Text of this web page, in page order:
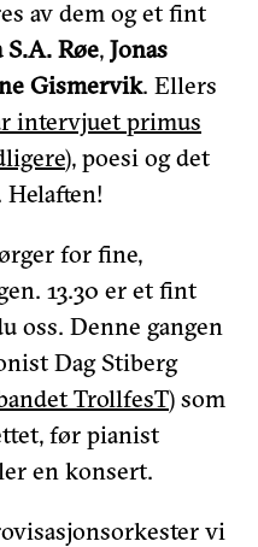
av dem og et fint
Røe, Jonas
Gismervik. Ellers
intervjuet primus
), poesi og det
for fine,
13.30 er et fint
oss. Denne gangen
Dag Stiberg
TrollfesT) som
før pianist
en konsert.
vi